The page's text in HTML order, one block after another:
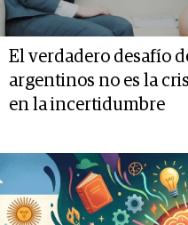
El verdadero desafío
argentinos no es la
en la incertidumbre